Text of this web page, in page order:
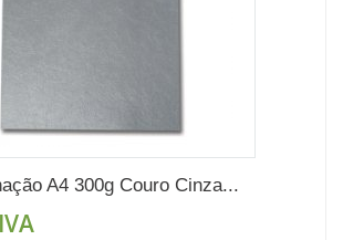
A4 300g Couro Cinza...